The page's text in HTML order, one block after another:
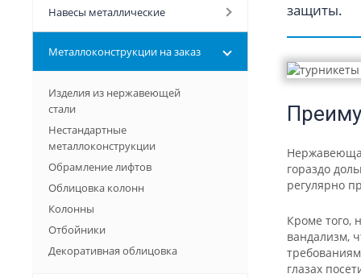
защиты.
гораздо
регулярно
Кроме того,
вандализм,
глазах
Навесы металлические
Металлоконструкции на заказ
Изделия из нержавеющей
стали
Нестандартные
металлоконструкции
Обрамление лифтов
Облицовка колонн
Колонны
Отбойники
Декоративная облицовка